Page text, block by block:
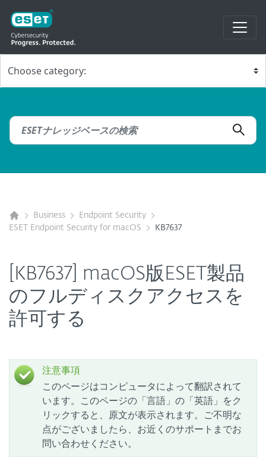
Business
Endpoint Security
ESET Endpoint Security for macOS
KB7637
[KB7637] macOS版ESET製品
のフルディスクアクセスを
許可する
注意事項
このページはコンピュータによって翻訳されて
います。このページの「言語」の「英語」をク
リックすると、原文が表示されます。ご不明な
点がございましたら、お近くのサポートまでお
問い合わせください。